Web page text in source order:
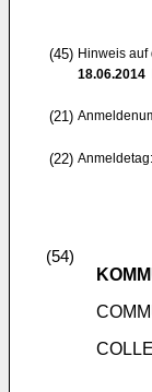
(45) Hinweis
18.06.2014
(21)
(22) Anmeldetag:
(54)